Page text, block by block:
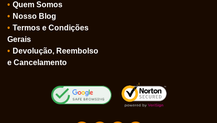
Quem Somos
Nosso Blog
Termos e Condições
Gerais
Devolução, Reembolso
e Cancelamento